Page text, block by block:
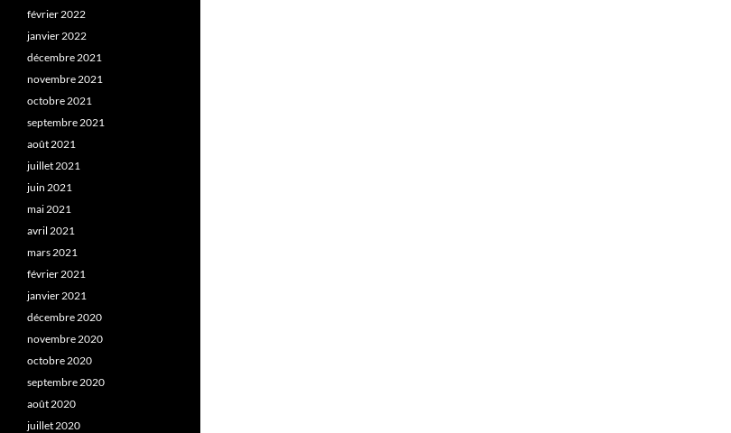
février 2022
janvier 2022
décembre 2021
novembre 2021
octobre 2021
septembre 2021
août 2021
juillet 2021
juin 2021
mai 2021
avril 2021
mars 2021
février 2021
janvier 2021
décembre 2020
novembre 2020
octobre 2020
septembre 2020
août 2020
juillet 2020